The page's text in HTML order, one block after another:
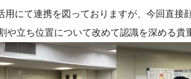
用にて連携を図っておりますが、今回直接
や立ち位置について改めて認識を深める貴